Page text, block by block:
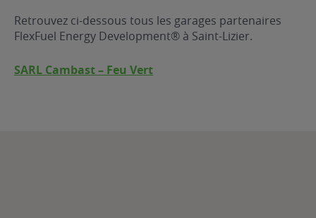
Retrouvez ci-dessous tous les garages partenaires
FlexFuel Energy Development® à Saint-Lizier.
SARL Cambast – Feu Vert